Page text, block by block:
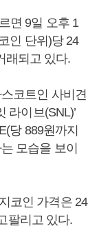
면 9일 오후 1
인 단위)당 24
래되고 있다.
코트인 사비견
라이브(SNL)’
당 889원까지
모습을 보이
코인 가격은 24
팔리고 있다.